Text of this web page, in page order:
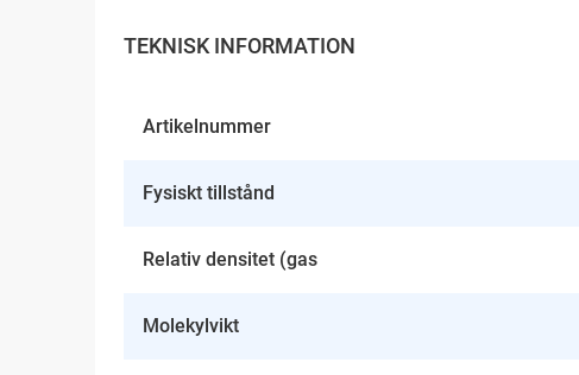
TEKNISK INFORMATION
Artikelnummer
Fysiskt tillstånd
Relativ densitet (gas
Molekylvikt